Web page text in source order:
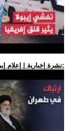
.. نشرة إخبارية | إعلام إيراني: تغيير قادم في السلطة.. والعراق: